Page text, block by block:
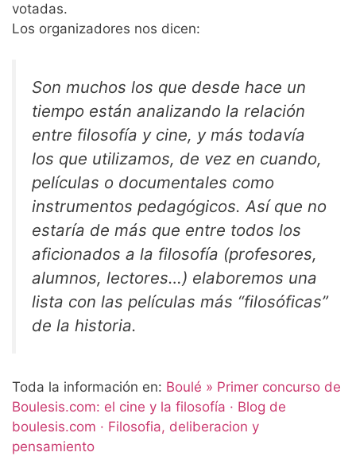
votadas.
Los organizadores nos dicen:
Son muchos los que desde hace un
tiempo están analizando la relación
entre filosofía y cine, y más todavía
los que utilizamos, de vez en cuando,
películas o documentales como
instrumentos pedagógicos. Así que no
estaría de más que entre todos los
aficionados a la filosofía (profesores,
alumnos, lectores…) elaboremos una
lista con las películas más “filosóficas”
de la historia.
Toda la información en: Boulé » Primer concurso de
Boulesis.com: el cine y la filosofía · Blog de
boulesis.com · Filosofia, deliberacion y
pensamiento